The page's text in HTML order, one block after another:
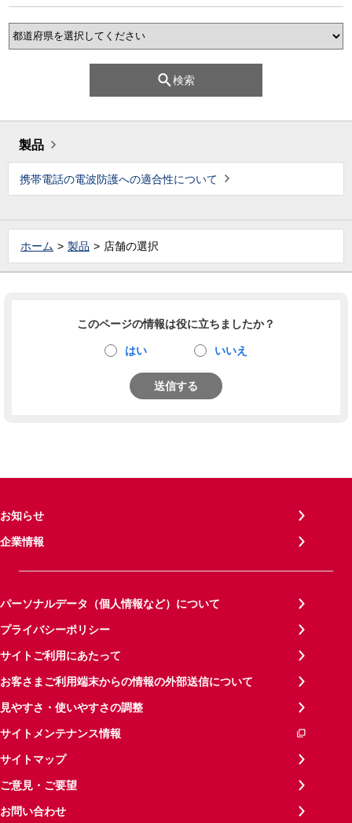
検索
製品
携帯電話の電波防護への適合性について
ホーム 製品 店舗の選択
このページの情報は役に立ちましたか？
はい いいえ
送信する
お知らせ
企業情報
パーソナルデータ（個人情報など）について
プライバシーポリシー
サイトご利用にあたって
お客さまご利用端末からの情報の外部送信について
見やすさ・使いやすさの調整
サイトメンテナンス情報
サイトマップ
ご意見・ご要望
お問い合わせ